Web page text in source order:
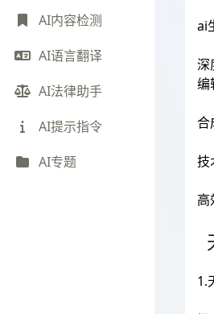
AI内容检测
AI语言翻译
AI法律助手
AI提示指令
AI专题
ai
深
编
合
技
高
1.